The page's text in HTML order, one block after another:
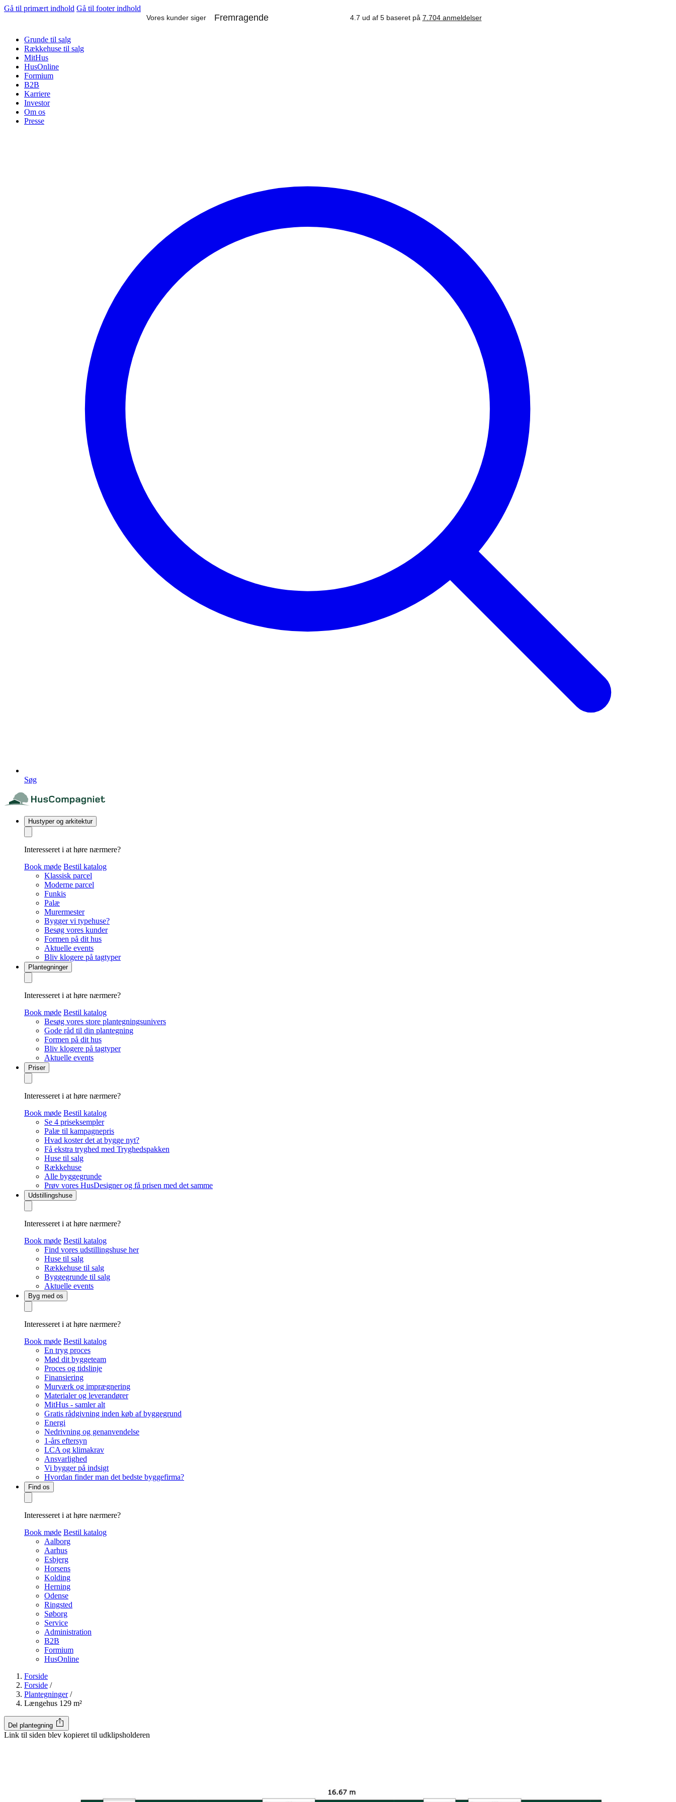
Gå til primært indhold Gå til footer indhold
Grunde til salg
Rækkehuse til salg
MitHus
HusOnline
Formium
B2B
Karriere
Investor
Om os
Presse
Søg
Hustyper og arkitektur
Interesseret i at høre nærmere?
Book møde Bestil katalog
Klassisk parcel
Moderne parcel
Funkis
Palæ
Murermester
Bygger vi typehuse?
Besøg vores kunder
Formen på dit hus
Aktuelle events
Bliv klogere på tagtyper
Plantegninger
Interesseret i at høre nærmere?
Book møde Bestil katalog
Besøg vores store plantegningsunivers
Gode råd til din plantegning
Formen på dit hus
Bliv klogere på tagtyper
Aktuelle events
Priser
Interesseret i at høre nærmere?
Book møde Bestil katalog
Se 4 priseksempler
Palæ til kampagnepris
Hvad koster det at bygge nyt?
Få ekstra tryghed med Tryghedspakken
Huse til salg
Rækkehuse
Alle byggegrunde
Prøv vores HusDesigner og få prisen med det samme
Udstillingshuse
Interesseret i at høre nærmere?
Book møde Bestil katalog
Find vores udstillingshuse her
Huse til salg
Rækkehuse til salg
Byggegrunde til salg
Aktuelle events
Byg med os
Interesseret i at høre nærmere?
Book møde Bestil katalog
En tryg proces
Mød dit byggeteam
Proces og tidslinje
Finansiering
Murværk og imprægnering
Materialer og leverandører
MitHus - samler alt
Gratis rådgivning inden køb af byggegrund
Energi
Nedrivning og genanvendelse
1-års eftersyn
LCA og klimakrav
Ansvarlighed
Vi bygger på indsigt
Hvordan finder man det bedste byggefirma?
Find os
Interesseret i at høre nærmere?
Book møde Bestil katalog
Aalborg
Aarhus
Esbjerg
Horsens
Kolding
Herning
Odense
Ringsted
Søborg
Service
Administration
B2B
Formium
HusOnline
Forside
Forside /
Plantegninger /
Længehus 129 m²
Del plantegning
Link til siden blev kopieret til udklipsholderen